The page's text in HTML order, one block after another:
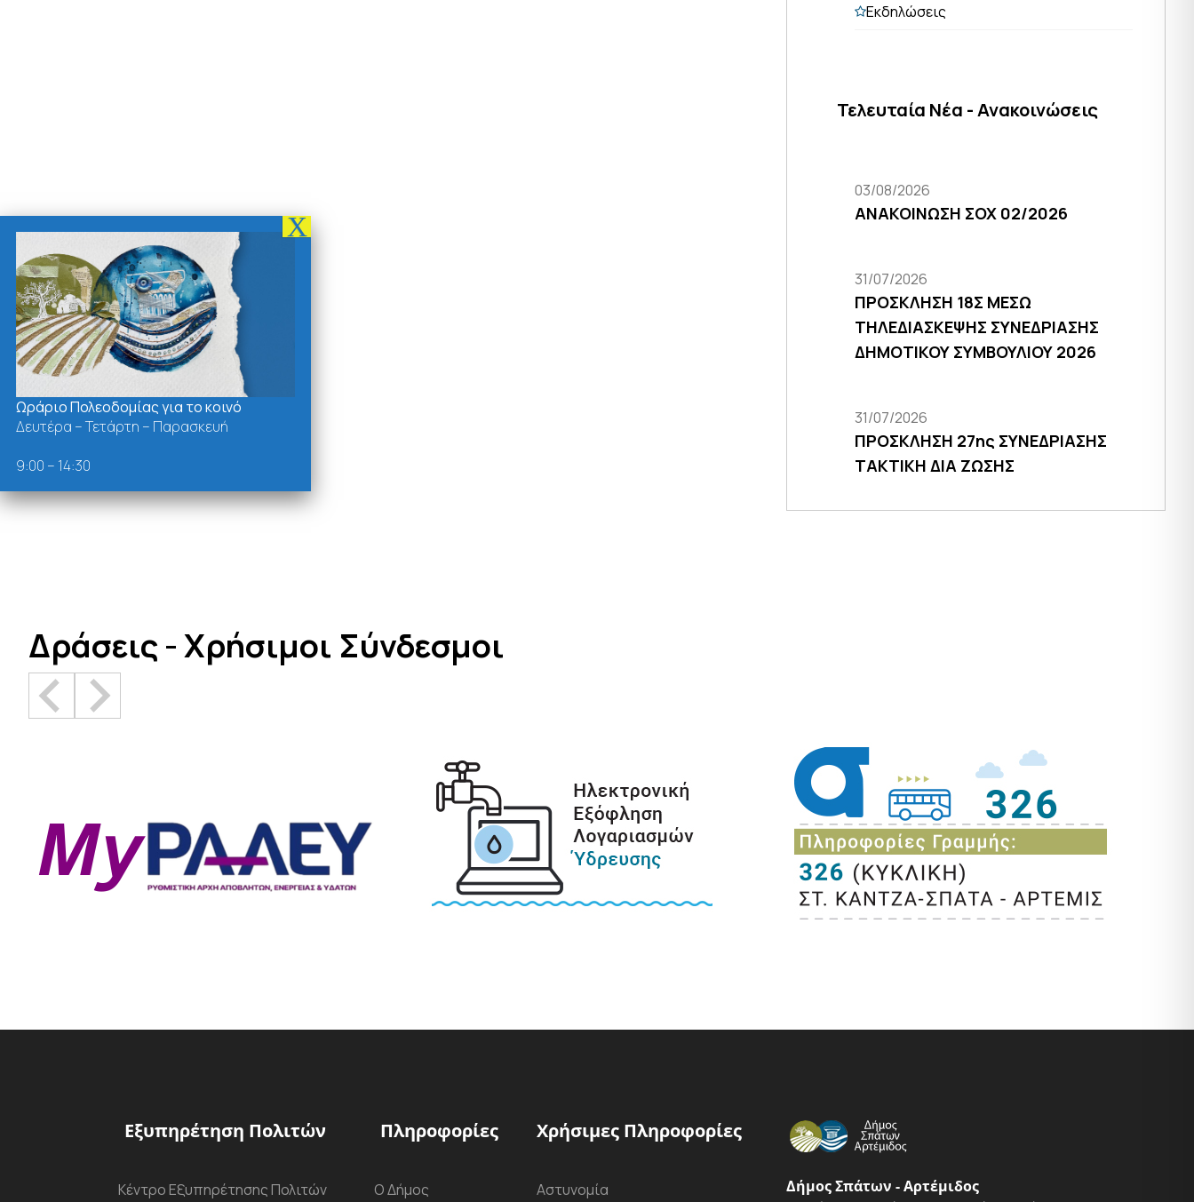
Εκδηλώσεις
Τελευταία Νέα - Ανακοινώσεις
03/08/2026
ΑΝΑΚΟΙΝΩΣΗ ΣΟΧ 02/2026
31/07/2026
ΠΡΟΣΚΛΗΣΗ 18Σ ΜΕΣΩ
ΤΗΛΕΔΙΑΣΚΕΨΗΣ ΣΥΝΕΔΡΙΑΣΗΣ
ΔΗΜΟΤΙΚΟΥ ΣΥΜΒΟΥΛΙΟΥ 2026
31/07/2026
ΠΡΟΣΚΛΗΣΗ 27ης ΣΥΝΕΔΡΙΑΣΗΣ
ΤΑΚΤΙΚΗ ΔΙΑ ΖΩΣΗΣ
Δράσεις - Χρήσιμοι Σύνδεσμοι
Εξυπηρέτηση Πολιτών
Κέντρο Εξυπηρέτησης Πολιτών
Πληροφορίες
Ο Δήμος
Χρήσιμες Πληροφορίες
Αστυνομία
Δήμος Σπάτων - Αρτέμιδος
Ωράριο Πολεοδομίας για το κοινό
Δευτέρα – Τετάρτη – Παρασκευή
9:00 – 14:30